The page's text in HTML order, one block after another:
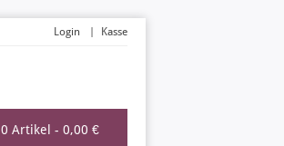
0 Artikel - 0,00 €
Login Kasse